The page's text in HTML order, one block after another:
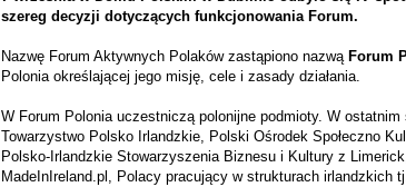
szereg decyzji dotyczących funkcjonowania Forum.
Nazwę Forum Aktywnych Polaków zastąpiono nazwą Forum
Polonia określającej jego misję, cele i zasady działania.
W Forum Polonia uczestniczą polonijne podmioty. W
Towarzystwo Polsko Irlandzkie, Polski Ośrodek Społeczno
Polsko-Irlandzkie Stowarzyszenia Biznesu i Kultury z
MadeInIreland.pl, Polacy pracujący w strukturach irlandzkich